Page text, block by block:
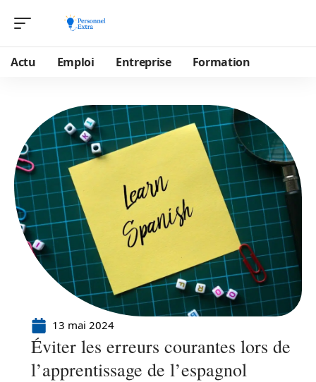
Actu Emploi Entreprise Formation
13 mai 2024
Éviter les erreurs courantes lors de
l’apprentissage de l’espagnol